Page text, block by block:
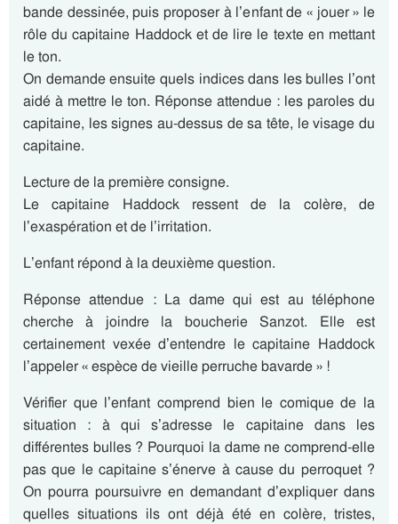
bande dessinée, puis proposer à l’enfant de « jouer » le
rôle du capitaine Haddock et de lire le texte en mettant
le ton.
On demande ensuite quels indices dans les bulles l’ont
aidé à mettre le ton. Réponse attendue : les paroles du
capitaine, les signes au-dessus de sa tête, le visage du
capitaine.
Lecture de la première consigne.
Le capitaine Haddock ressent de la colère, de
l’exaspération et de l’irritation.
L’enfant répond à la deuxième question.
Réponse attendue : La dame qui est au téléphone
cherche à joindre la boucherie Sanzot. Elle est
certainement vexée d’entendre le capitaine Haddock
l’appeler « espèce de vieille perruche bavarde » !
Vérifier que l’enfant comprend bien le comique de la
situation : à qui s’adresse le capitaine dans les
différentes bulles ? Pourquoi la dame ne comprend-elle
pas que le capitaine s’énerve à cause du perroquet ?
On pourra poursuivre en demandant d’expliquer dans
quelles situations ils ont déjà été en colère, tristes,